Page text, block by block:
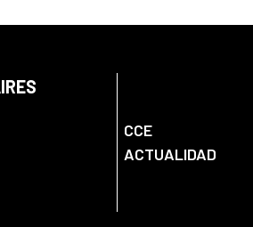
CCE
ACTUALIDAD